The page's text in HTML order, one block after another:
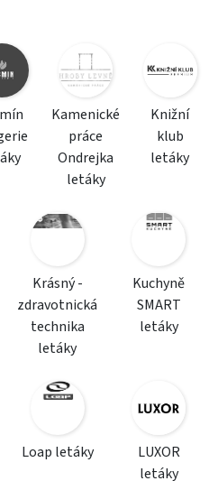
Kamenické
práce
Ondrejka
letáky
Knižní
klub
letáky
Krásný -
zdravotnická
technika
letáky
Kuchyně
SMART
letáky
Loap letáky
LUXOR
letáky